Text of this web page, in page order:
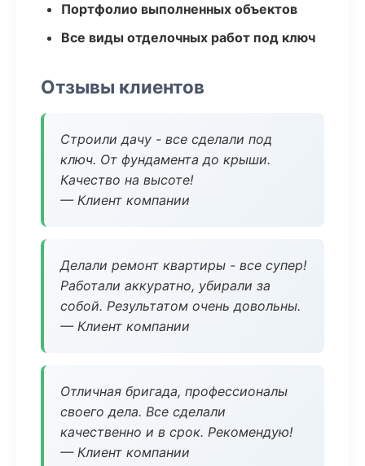
Портфолио выполненных объектов
Все виды отделочных работ под ключ
Отзывы клиентов
Строили дачу - все сделали под
ключ. От фундамента до крыши.
Качество на высоте!
— Клиент компании
Делали ремонт квартиры - все супер!
Работали аккуратно, убирали за
собой. Результатом очень довольны.
— Клиент компании
Отличная бригада, профессионалы
своего дела. Все сделали
качественно и в срок. Рекомендую!
— Клиент компании